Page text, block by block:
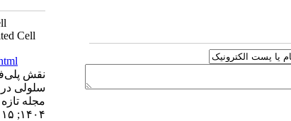
Cell
نقش
سلولی
مجله
۱۴۰۴; ۱۵ (۵۸)